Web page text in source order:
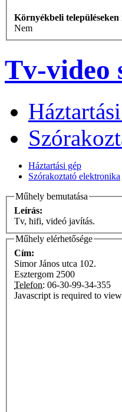
Környékbeli
Nem
Tv-video
Háztartási gép
Szórakoztató elektronika
Műhely bemutatása
Leírás:
Tv, hifi, videó javítás.
Műhely elérhetősége
Cím:
Simor János utca 102.
Esztergom 2500
Telefon: 06-30-99-34-355
Javascript is required to